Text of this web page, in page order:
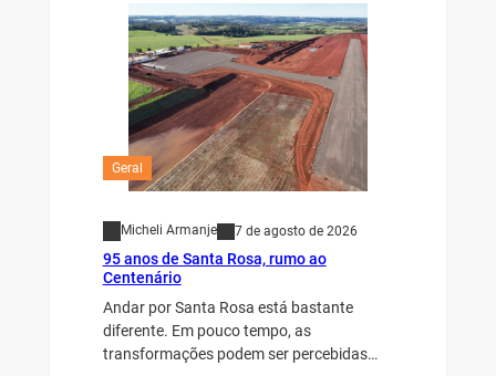
Geral
Micheli Armanje 7 de agosto de 2026
95 anos de Santa Rosa, rumo ao
Centenário
Andar por Santa Rosa está bastante
diferente. Em pouco tempo, as
transformações podem ser percebidas…